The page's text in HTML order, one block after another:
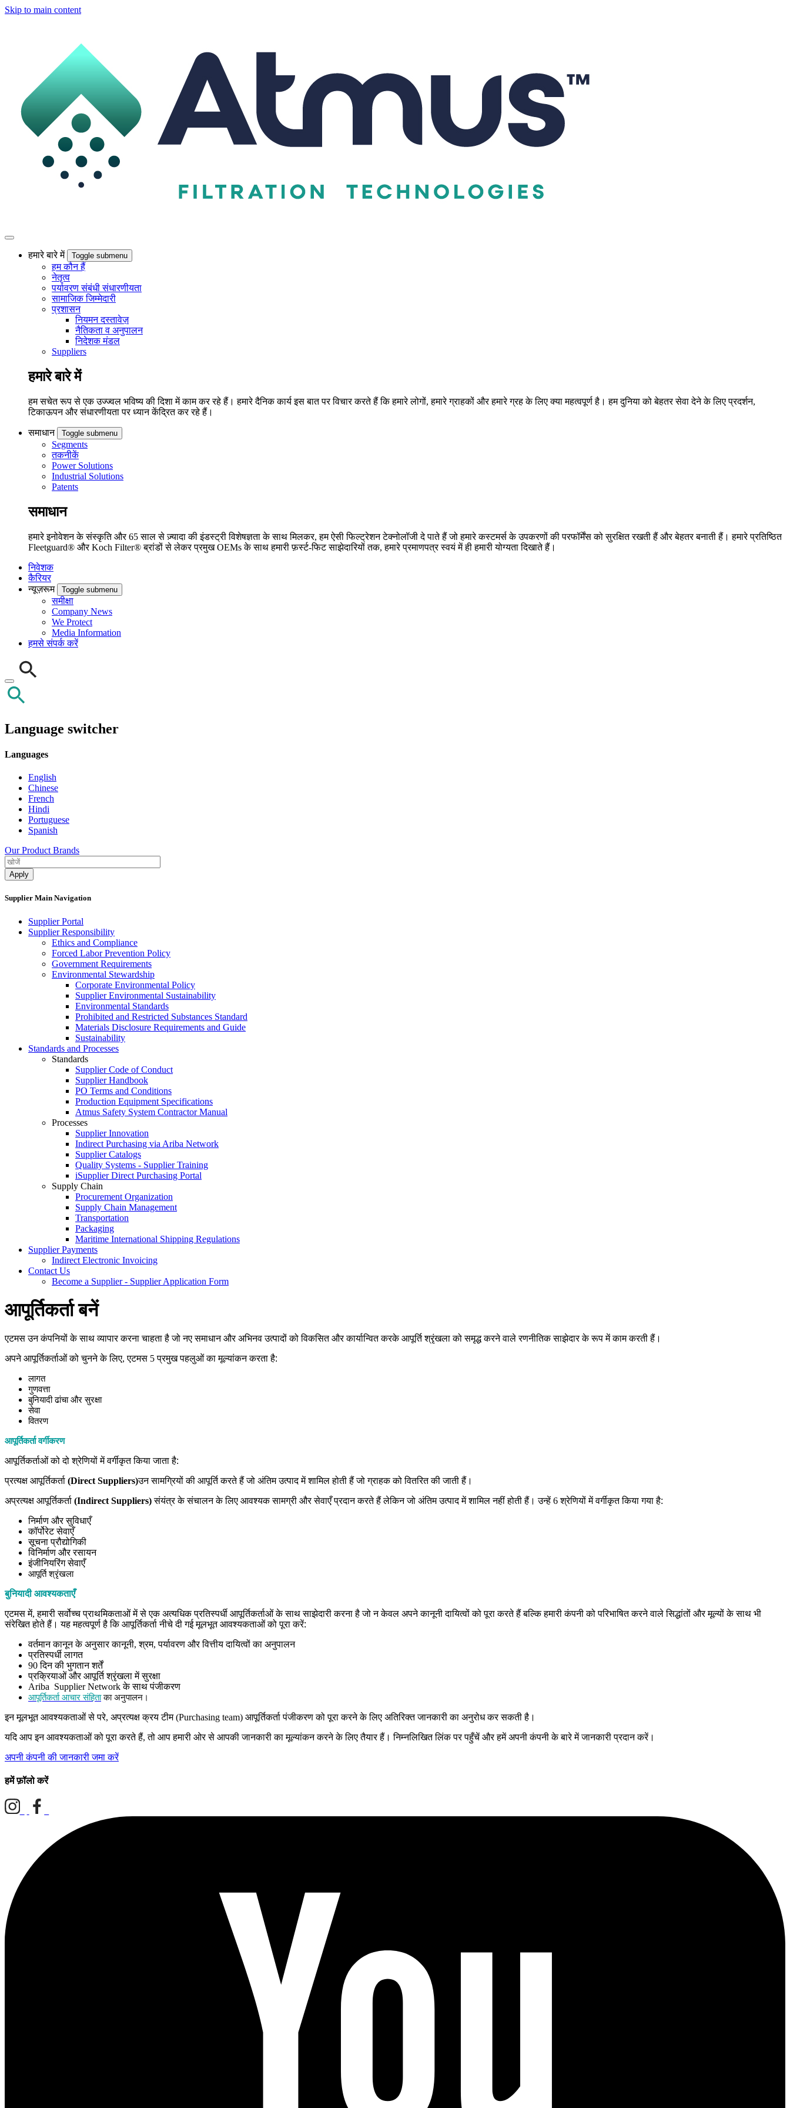
Skip to main content
हमारे बारे में Toggle submenu
हम कौन हैं
नेतृत्व
पर्यावरण संबंधी संधारणीयता
सामाजिक जिम्मेदारी
प्रशासन
नियमन दस्तावेज़
नैतिकता व अनुपालन
निदेशक मंडल
Suppliers
हमारे बारे में
हम सचेत रूप से एक उज्ज्वल भविष्य की दिशा में काम कर रहे हैं। हमारे दैनिक कार्य इस बात पर विचार करते हैं कि हमारे लोगों, हमारे ग्राहकों और हमारे ग्रह के लिए क्या महत्वपूर्ण है। हम दुनिया को बेहतर सेवा देने के लिए प्रदर्शन,
टिकाऊपन और संधारणीयता पर ध्यान केंद्रित कर रहे हैं।
समाधान Toggle submenu
Segments
तकनीकें
Power Solutions
Industrial Solutions
Patents
समाधान
हमारे इनोवेशन के संस्कृति और 65 साल से ज़्यादा की इंडस्ट्री विशेषज्ञता के साथ मिलकर, हम ऐसी फिल्ट्रेशन टेक्नोलॉजी दे पाते हैं जो हमारे कस्टमर्स के उपकरणों की परफॉर्मेंस को सुरक्षित रखती हैं और बेहतर बनाती हैं। हमारे प्रतिष्ठित
Fleetguard® और Koch Filter® ब्रांडों से लेकर प्रमुख OEMs के साथ हमारी फ़र्स्ट-फिट साझेदारियों तक, हमारे प्रमाणपत्र स्वयं में ही हमारी योग्यता दिखाते हैं।
निवेशक
कैरियर
न्यूज़रूम
Toggle submenu
समीक्षा
Company News
We Protect
Media Information
हमसे संपर्क करें
Language switcher
Languages
English
Chinese
French
Hindi
Portuguese
Spanish
Our Product Brands
Supplier Main Navigation
Supplier Portal
Supplier Responsibility
Ethics and Compliance​
Forced Labor Prevention Policy​
Government Requirements
Environmental Stewardship
Corporate Environmental Policy
Supplier Environmental Sustainability
Environmental Standards
Prohibited and Restricted Substances Standard
Materials Disclosure Requirements and Guide
Sustainability
Standards and Processes
Standards
Supplier Code of Conduct
Supplier Handbook
PO Terms and Conditions
Production Equipment Specifications
Atmus Safety System Contractor Manual
Processes
Supplier Innovation
Indirect Purchasing via Ariba Network
Supplier Catalogs​
Quality Systems - Supplier Training
iSupplier Direct Purchasing Portal
Supply Chain
Procurement Organization
Supply Chain Management
Transportation​
Packaging​
Maritime International Shipping Regulations
Supplier Payments
Indirect Electronic Invoicing
Contact Us
Become a Supplier - Supplier Application Form
आपूर्तिकर्ता बनें
एटमस उन कंपनियों के साथ व्यापार करना चाहता है जो नए समाधान और अभिनव उत्पादों को विकसित और कार्यान्वित करके आपूर्ति श्रृंखला को समृद्ध करने वाले रणनीतिक साझेदार के रूप में काम करती हैं।
अपने आपूर्तिकर्ताओं को चुनने के लिए,एटमस 5प्रमुख पहलुओं का मूल्यांकन करता है:
लागत
गुणवत्ता
बुनियादी ढांचा और सुरक्षा
सेवा
वितरण
आपूर्तिकर्ता वर्गीकरण
आपूर्तिकर्ताओं को दो श्रेणियों में वर्गीकृत किया जाता है:
प्रत्यक्ष आपूर्तिकर्ता (Direct Suppliers)उन सामग्रियों की आपूर्ति करते हैं जो अंतिम उत्पाद में शामिल होती हैं जो ग्राहक को वितरित की जाती हैं।
अप्रत्यक्ष आपूर्तिकर्ता (Indirect Suppliers)संयंत्र के संचालन के लिए आवश्यक सामग्री और सेवाएँ प्रदान करते हैं लेकिन जो अंतिम उत्पाद में शामिल नहीं होती हैं। उन्हें 6श्रेणियों में वर्गीकृत किया गया है:
निर्माण और सुविधाएँ
कॉर्पोरेट सेवाएँ
सूचना प्रौद्योगिकी
विनिर्माण और रसायन
इंजीनियरिंग सेवाएँ
आपूर्ति श्रृंखला
बुनियादी आवश्यकताएँ
एटमस में,हमारी सर्वोच्च प्राथमिकताओं में से एक अत्यधिक प्रतिस्पर्धी आपूर्तिकर्ताओं के साथ साझेदारी करना है जो न केवल अपने कानूनी दायित्वों को पूरा करते हैं बल्कि हमारी कंपनी को परिभाषित करने वाले सिद्धांतों और मूल्यों के साथ भी
संरेखित होते हैं। यह महत्वपूर्ण है कि आपूर्तिकर्ता नीचे दी गई मूलभूत आवश्यकताओं को पूरा करें:
वर्तमान कानून के अनुसार कानूनी,श्रम,पर्यावरण और वित्तीय दायित्वों का अनुपालन
प्रतिस्पर्धी लागत
90दिन की भुगतान शर्तें
प्रक्रियाओं और आपूर्ति श्रृंखला में सुरक्षा
Ariba Supplier Networkके साथ पंजीकरण
आपूर्तिकर्ता आचार संहिता का अनुपालन।
इन मूलभूत आवश्यकताओं से परे, अप्रत्यक्ष क्रय टीम(Purchasing team) आपूर्तिकर्ता पंजीकरण को पूरा करने के लिए अतिरिक्त जानकारी का अनुरोध कर सकती है।
यदि आप इन आवश्यकताओं को पूरा करते हैं,तो आप हमारी ओर से आपकी जानकारी का मूल्यांकन करने के लिए तैयार हैं। निम्नलिखित लिंक पर पहुँचें और हमें अपनी कंपनी के बारे में जानकारी प्रदान करें।
अपनी कंपनी की जानकारी जमा करें
हमें फ़ॉलो करें